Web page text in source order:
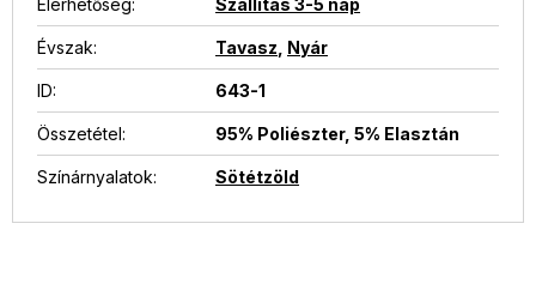
Elérhetőség: Szállítás 3-5 nap
Évszak: Tavasz Nyár
ID: 643-1
Összetétel: 95% Poliészter, 5% Elasztán
Színárnyalatok: Sötétzöld